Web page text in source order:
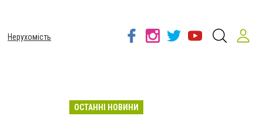
Нерухомість
ОСТАННІ НОВИНИ